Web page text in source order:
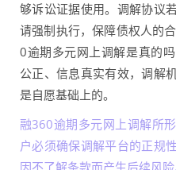
够诉讼证据使用。调解协议
请强制执行，保障债权人的
0逾期多元网上调解是真的
公正、信息真实有效，调解
是自愿基础上的。
融360逾期多元网上调解所
户必须确保调解平台的正规